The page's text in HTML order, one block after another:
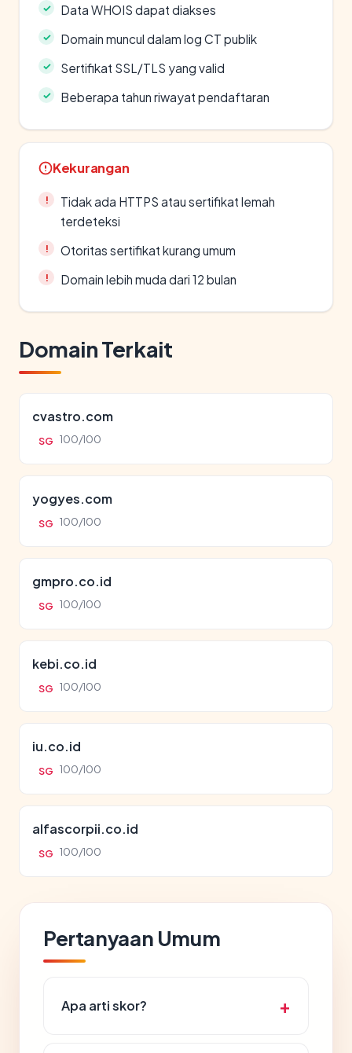
Data WHOIS dapat diakses
Domain muncul dalam log CT publik
Sertifikat SSL/TLS yang valid
Beberapa tahun riwayat pendaftaran
Kekurangan
Tidak ada HTTPS atau sertifikat lemah
terdeteksi
Otoritas sertifikat kurang umum
Domain lebih muda dari 12 bulan
Domain Terkait
cvastro.com
SG 100/100
yogyes.com
SG 100/100
gmpro.co.id
SG 100/100
kebi.co.id
SG 100/100
iu.co.id
SG 100/100
alfascorpii.co.id
SG 100/100
Pertanyaan Umum
Apa arti skor?